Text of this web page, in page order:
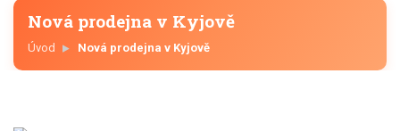
Nová prodejna v Kyjově
Úvod Nová prodejna v Kyjově